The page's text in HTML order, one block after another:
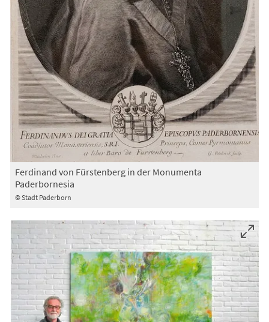
© Stadt Paderborn
Ferdinand von Fürstenberg in der Monumenta
Paderbornesia